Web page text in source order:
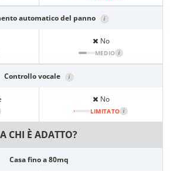
automatico del panno i
No
MEDIO i
Controllo vocale i
No
LIMITATO i
A CHI È ADATTO?
Casa fino a 80mq